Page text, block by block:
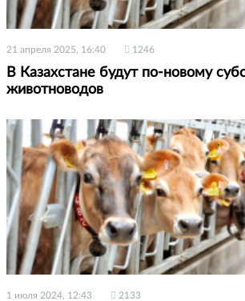
21 апреля 2025, 16:40 1246
В Казахстане будут по-новому
животноводов
1 июля 2024, 12:43 2133